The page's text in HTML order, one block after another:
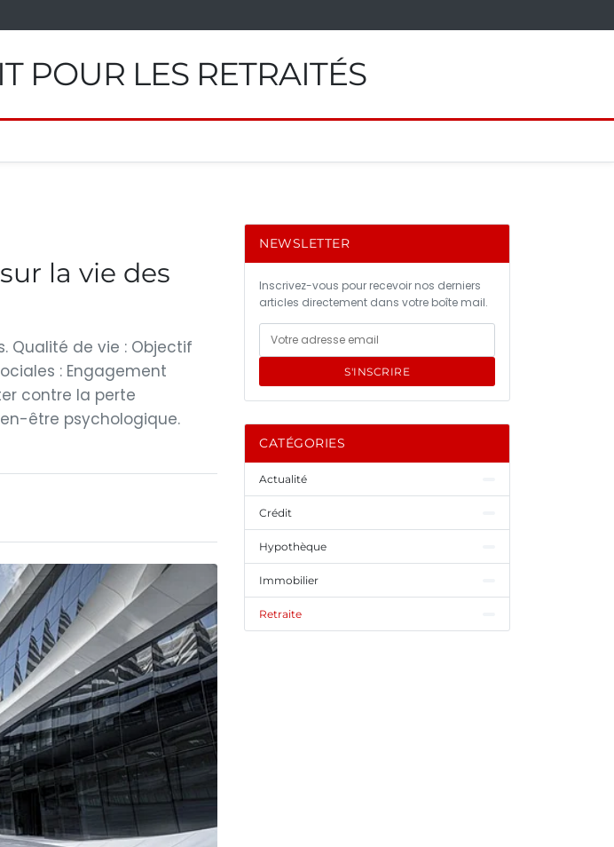
POUR LES RETRAITÉS
la vie des
Qualité de vie : Objectif
: Engagement
contre la perte
être psychologique.
NEWSLETTER
Inscrivez-vous pour recevoir nos derniers
articles directement dans votre boîte mail.
S'INSCRIRE
CATÉGORIES
Actualité
Crédit
Hypothèque
Immobilier
Retraite